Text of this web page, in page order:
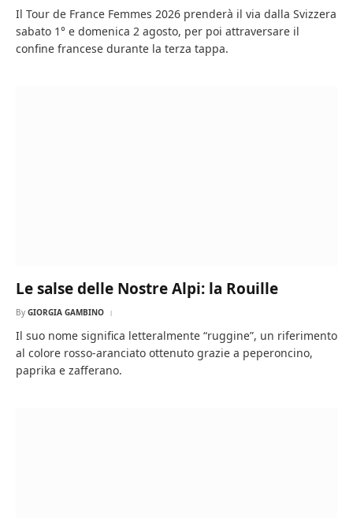
Il Tour de France Femmes 2026 prenderà il via dalla Svizzera
sabato 1° e domenica 2 agosto, per poi attraversare il
confine francese durante la terza tappa.
Le salse delle Nostre Alpi: la Rouille
By GIORGIA GAMBINO
Il suo nome significa letteralmente “ruggine”, un riferimento
al colore rosso-aranciato ottenuto grazie a peperoncino,
paprika e zafferano.